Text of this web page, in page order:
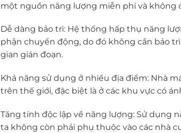
một nguồn năng lượng miễn phí và không
Dễ dàng bảo trì: Hệ thống hấp thụ năng
phận chuyển động, do đó không cần bảo
gian gián đoạn.
Khả năng sử dụng ở nhiều địa điểm: Nhà
trên thế giới, đặc biệt là ở các khu vực có
Tăng tính độc lập về năng lượng: Sử dụng
ta không còn phải phụ thuộc vào các nhà